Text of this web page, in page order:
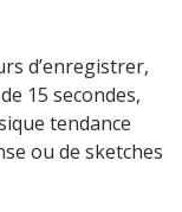
d’enregistrer,
15 secondes,
tendance
ou de sketches